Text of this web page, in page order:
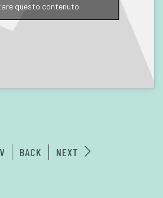
questo contenuto
BACK NEXT